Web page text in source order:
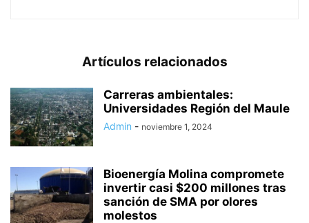
Artículos relacionados
Carreras ambientales:
Universidades Región del Maule
Admin - noviembre 1, 2024
Bioenergía Molina compromete
invertir casi $200 millones tras
sanción de SMA por olores
molestos